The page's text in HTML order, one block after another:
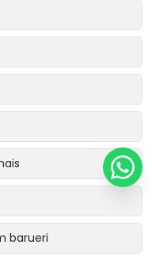
barueri